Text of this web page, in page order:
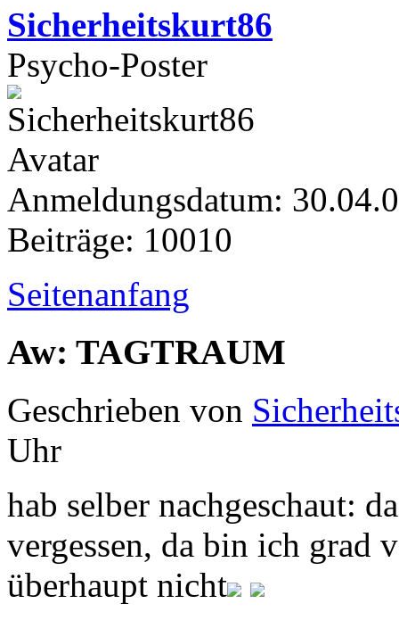
Sicherheitskurt86
Psycho-Poster
Anmeldungsdatum:
Beiträge: 10010
Seitenanfang
Aw: TAGTRAUM
Geschrieben von
Uhr
hab selber nachgeschaut:
vergessen, da bin ich grad
überhaupt nicht